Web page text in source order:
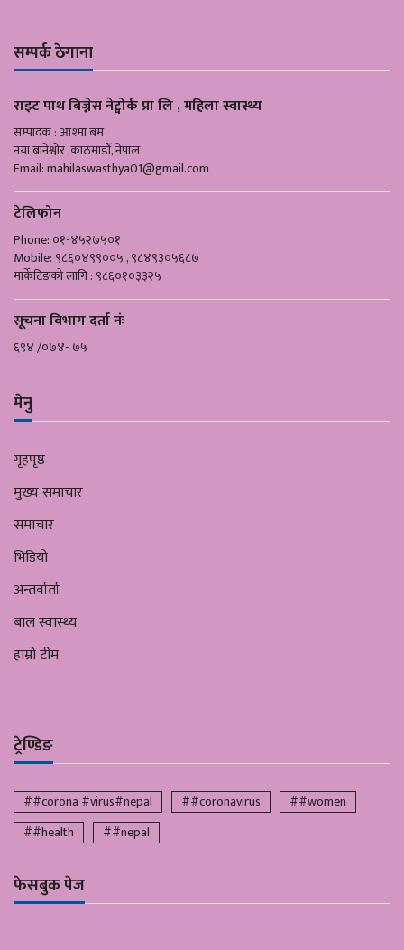
सम्पर्क ठेगाना
राइट पाथ बिज्नेस नेट्वोर्क प्रा लि , महिला स्वास्थ्य
सम्पादक : आश्मा बम
नया बानेश्वोर ,काठमाडौँ, नेपाल
Email:mahilaswasthya01@gmail.com
टेलिफोन
Phone: ०१-४५२७५०१
Mobile: ९८६०४९९००५ , ९८४९३०५६८७
मार्केटिङको लागि : ९८६०१०३३२५
सूचना विभाग दर्ता नंः
६९४ /०७४- ७५
मेनु
गृहपृष्ठ
मुख्य समाचार
समाचार
भिडियो
अन्तर्वार्ता
बाल स्वास्थ्य
हाम्रो टीम
ट्रेण्डिङ
##corona #virus#nepal ##coronavirus
##women
##health
##nepal
फेसबुक पेज